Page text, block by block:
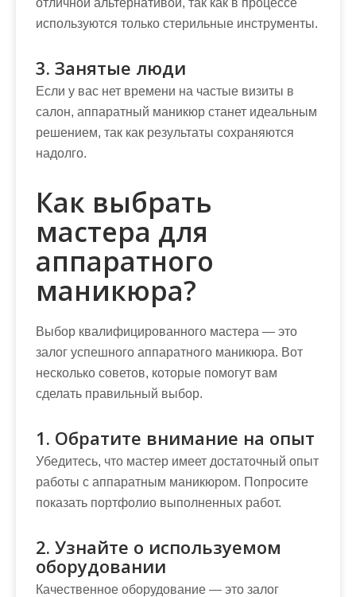
отличной альтернативой, так как в процессе
используются только стерильные инструменты.
3. Занятые люди
Если у вас нет времени на частые визиты в
салон, аппаратный маникюр станет идеальным
решением, так как результаты сохраняются
надолго.
Как выбрать
мастера для
аппаратного
маникюра?
Выбор квалифицированного мастера — это
залог успешного аппаратного маникюра. Вот
несколько советов, которые помогут вам
сделать правильный выбор.
1. Обратите внимание на опыт
Убедитесь, что мастер имеет достаточный опыт
работы с аппаратным маникюром. Попросите
показать портфолио выполненных работ.
2. Узнайте о используемом
оборудовании
Качественное оборудование — это залог